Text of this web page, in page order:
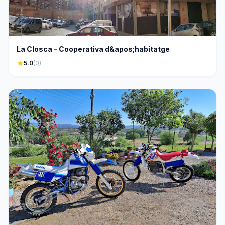
La Closca - Cooperativa d&apos;habitatge
star5.0(0)